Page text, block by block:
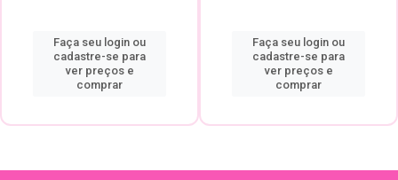
Faça seu login ou
cadastre-se para
ver preços e
comprar
Faça seu login ou
cadastre-se para
ver preços e
comprar